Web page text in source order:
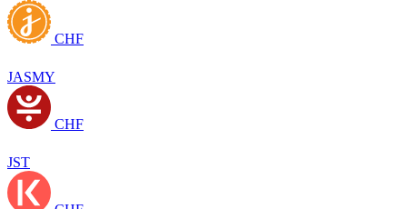
CHF
JASMY
CHF
JST